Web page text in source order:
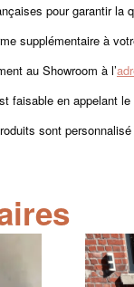
pour garantir la
supplémentaire à
au Showroom à l’
faisable en appelant le
sont